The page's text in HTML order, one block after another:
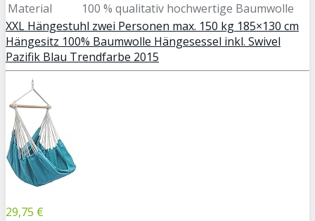
Material
100 % qualitativ hochwertige Baumwolle
XXL Hängestuhl zwei Personen max. 150 kg 185×130 cm
Hängesitz 100% Baumwolle Hängesessel inkl. Swivel
Pazifik Blau Trendfarbe 2015
29,75 €